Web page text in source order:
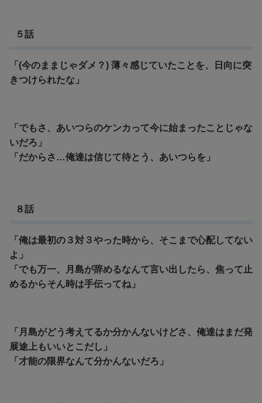
５話
「(今のままじゃダメ？) 薄々感じていたことを、日向に突
きつけられたな」
「でもさ、あいつらのケンカって今に始まったことじゃな
いだろ」
「だからさ…俺達は信じて待とう、あいつらを」
８話
「俺は最初の３対３やった時から、そこまで心配してない
よ」
「でも万一、月島が辞めるなんて言い出したら、焦って止
めるからそん時は手伝ってね」
「月島がどう考えてるか分かんないけどさ、俺達はまだ発
展途上もいいとこだし」
「才能の限界なんて分かんないだろ」